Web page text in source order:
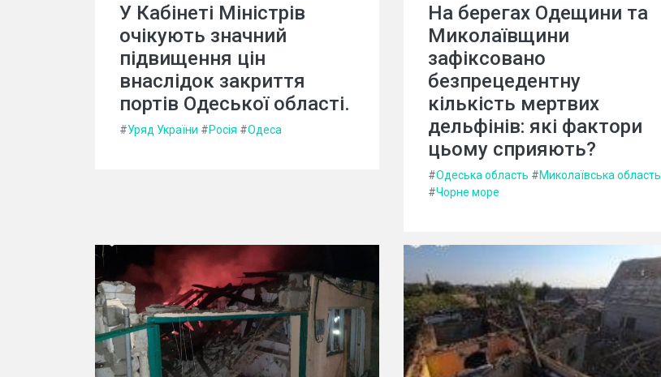
У Кабінеті Міністрів
очікують значний
підвищення цін
внаслідок закриття
портів Одеської області.
#Уряд України #Росія #Одеса
На берегах Одещини та
Миколаївщини
зафіксовано
безпрецедентну
кількість мертвих
дельфінів: які фактори
цьому сприяють?
#Одеська область #Миколаївська область
#Чорне море